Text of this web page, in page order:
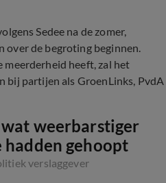
Sedee na de zomer,
over de begroting beginnen.
heeft, zal het
bij partijen als GroenLinks, PvdA
weerbarstiger
hadden gehoopt
verslaggever